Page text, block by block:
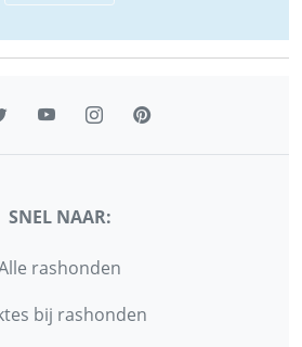
SNEL NAAR:
rashonden
bij rashonden